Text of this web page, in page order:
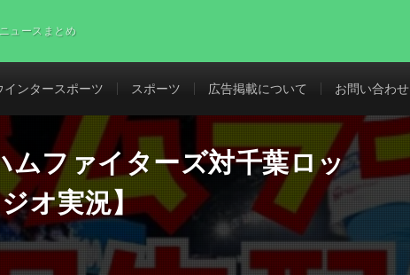
ュースまとめ
インタースポーツ スポーツ 広告掲載について お問い合わせ
ムファイターズ対千葉ロッ
オ実況】